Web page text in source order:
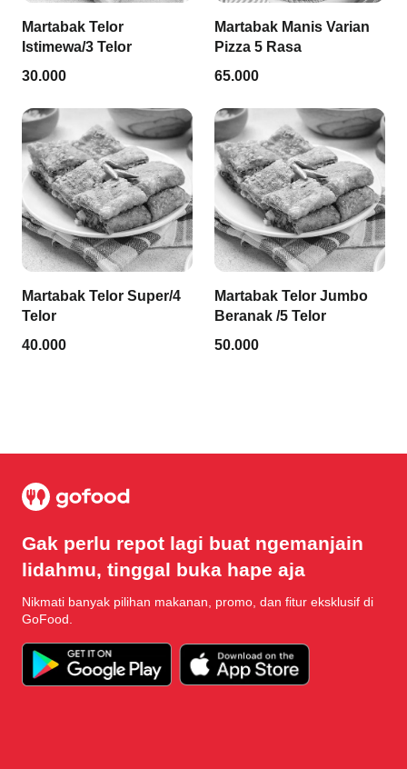
Martabak Telor
Istimewa/3 Telor
30.000
Martabak Manis Varian
Pizza 5 Rasa
65.000
Martabak Telor Super/4
Telor
40.000
Martabak Telor Jumbo
Beranak /5 Telor
50.000
Gak perlu repot lagi buat ngemanjain
lidahmu, tinggal buka hape aja
Nikmati banyak pilihan makanan, promo, dan fitur eksklusif di
GoFood.